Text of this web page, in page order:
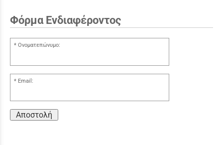
Φόρμα Ενδιαφέροντος
Ονοματεπώνυμο:
Email:
Αποστολή